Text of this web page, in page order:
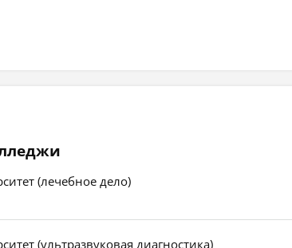
(лечебное дело)
(ультразвуковая диагностика)